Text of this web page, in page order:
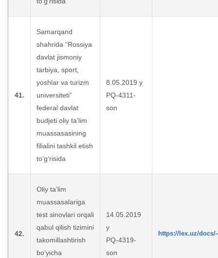
41.
Samarqand
shahrida “Rossiya
davlat jismoniy
tarbiya, sport,
yoshlar va turizm
universiteti”
federal davlat
budjeti oliy ta’lim
muassasasining
filialini tashkil etish
to‘g‘risida
8.05.2019 y
PQ-4311-
son
42.
Oliy ta’lim
muassasalariga
test sinovlari orqali
qabul qilish tizimini
takomillashtirish
bo‘yicha
14.05.2019
y
PQ-4319-
son
https://lex.uz/docs/-